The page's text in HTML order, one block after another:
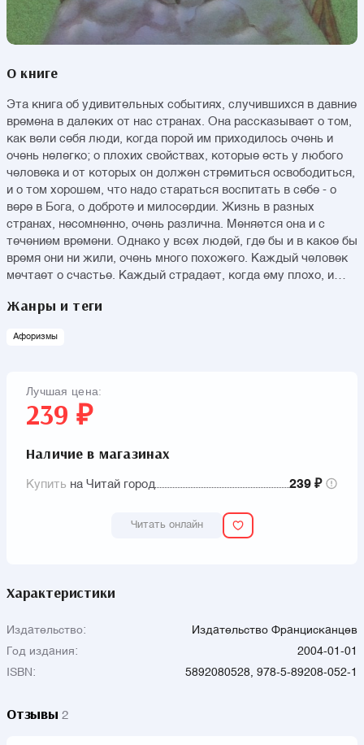
О книге
Эта книга об удивительных событиях, случившихся в давние
времена в далеких от нас странах. Она рассказывает о том,
как вели себя люди, когда порой им приходилось очень и
очень нелегко; о плохих свойствах, которые есть у любого
человека и от которых он должен стремиться освободиться,
и о том хорошем, что надо стараться воспитать в себе - о
вере в Бога, о доброте и милосердии. Жизнь в разных
странах, несомненно, очень различна. Меняется она и с
течением времени. Однако у всех людей, где бы и в какое бы
время они ни жили, очень много похожего. Каждый человек
мечтает о счастье. Каждый страдает, когда ему плохо, и
чувствовать себя счастливым? Люди всегда размышляли об
занимательным и поучительным для многих, передавалось
Жанры и теги
Афоризмы
Лучшая цена:
239 ₽
Наличие в магазинах
Купить на Читай город 239 ₽
Читать онлайн
Характеристики
Издательство:
Издательство Францисканцев
Год издания:
2004-01-01
ISBN:
5892080528, 978-5-89208-052-1
Отзывы 2